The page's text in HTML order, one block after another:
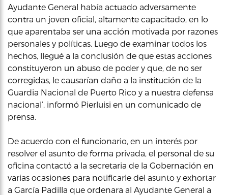
Ayudante General había actuado adversamente
contra un joven oficial, altamente capacitado, en lo
que aparentaba ser una acción motivada por razones
personales y políticas. Luego de examinar todos los
hechos, llegué a la conclusión de que estas acciones
constituyeron un abuso de poder y que, de no ser
corregidas, le causarían daño a la institución de la
Guardia Nacional de Puerto Rico y a nuestra defensa
nacional’, informó Pierluisi en un comunicado de
prensa.
De acuerdo con el funcionario, en un interés por
resolver el asunto de forma privada, el personal de su
oficina contactó a la secretaria de la Gobernación en
varias ocasiones para notificarle del asunto y exhortar
a García Padilla que ordenara al Ayudante General a